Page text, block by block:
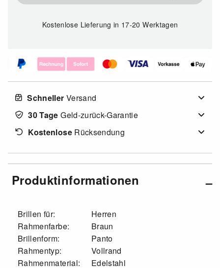
Kostenlose Lieferungin 17-20 Werktagen
Schneller Versand
30 Tage Geld-zurück-Garantie
KostenloseRücksendung
Produktinformationen
Brillen für:
Herren
Rahmenfarbe:
Braun
Brillenform:
Panto
Rahmentyp:
Vollrand
Rahmenmaterial:
Edelstahl